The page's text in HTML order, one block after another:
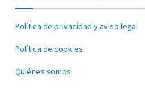
Política de privacidad y aviso legal
Política de cookies
Quiénes somos